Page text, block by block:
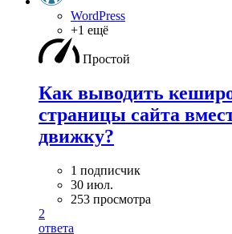
WordPress
+1 ещё
Простой
Как выводить
страницы сайта
движку?
1 подписчик
30 июл.
253 просмотра
2
ответа